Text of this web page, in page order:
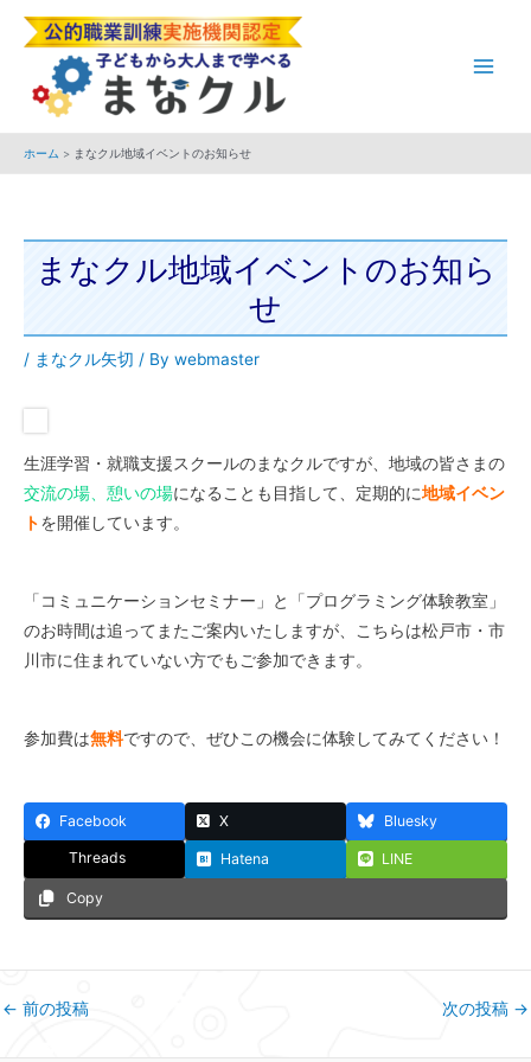
キ
ホーム まなクル地域イベントのお知らせ
まなクル地域イベントのお知ら
せ
/ まなクル矢切 / By webmaster
生涯学習・就職支援スクールのまなクルですが、地域の皆さまの
交流の場、憩いの場になることも目指して、定期的に地域イベン
トを開催しています。
「コミュニケーションセミナー」と「プログラミング体験教室」
のお時間は追ってまたご案内いたしますが、こちらは松戸市・市
川市に住まれていない方でもご参加できます。
参加費は無料ですので、ぜひこの機会に体験してみてください！
Facebook X Bluesky
Threads Hatena LINE
Copy
Post
navigation
← 前の投稿 次の投稿 →